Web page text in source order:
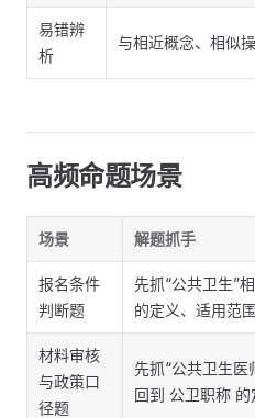
易错辨
析
与相近概念、相似
高频命题场景
场景 解题抓手
报名条件
判断题
先抓“公共卫生”
的定义、适用范
材料审核
与政策口
径题
先抓“公共卫生医
回到 公卫职称